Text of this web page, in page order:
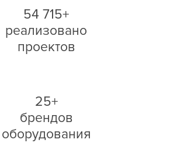
54 715+
реализовано
проектов
25+
брендов
оборудования